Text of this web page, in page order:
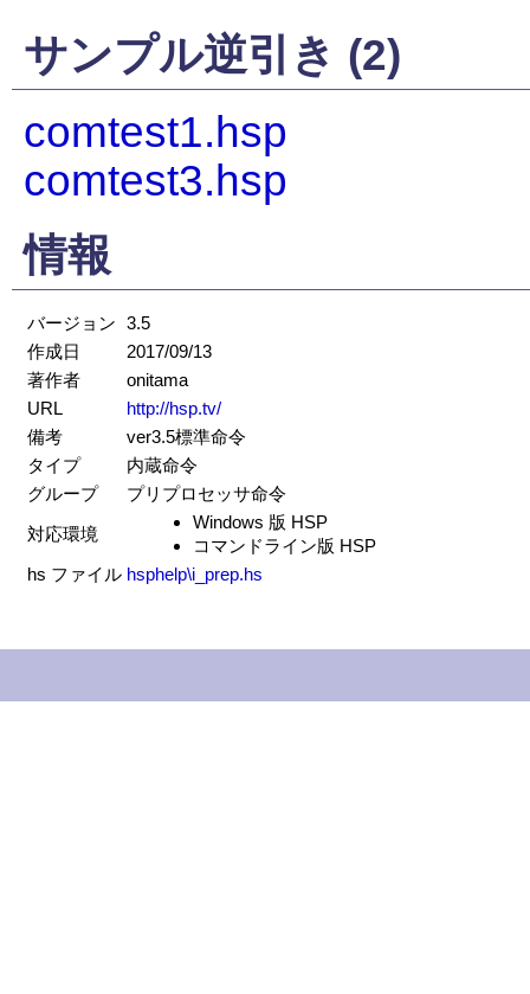
サンプル逆引き (2)
comtest1.hsp
comtest3.hsp
情報
バージョン 3.5
作成日
2017/09/13
著作者
onitama
URL
http://hsp.tv/
備考
ver3.5標準命令
タイプ
内蔵命令
グループ
プリプロセッサ命令
対応環境
Windows 版 HSP
コマンドライン版 HSP
hs ファイル hsphelp\i_prep.hs